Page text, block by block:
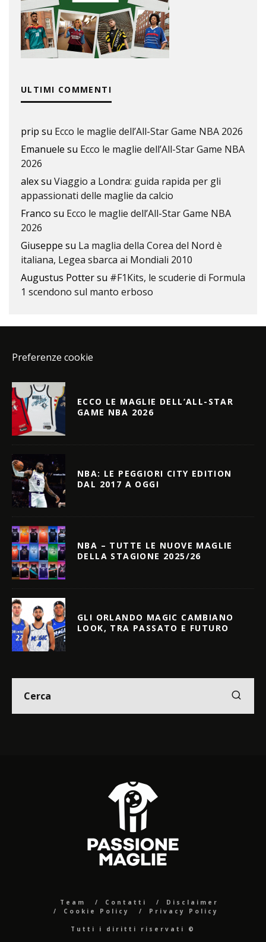
ULTIMI COMMENTI
prip su Ecco le maglie dell’All-Star Game NBA 2026
Emanuele su Ecco le maglie dell’All-Star Game NBA
2026
alexsu Viaggio a Londra: guida rapida per gli
appassionati delle maglie da calcio
Franco su Ecco le maglie dell’All-Star Game NBA
2026
Giuseppe su La maglia della Corea del Nord è
italiana, Legea sbarca ai Mondiali 2010
Augustus Pottersu #F1Kits, le scuderie di Formula
1 scendono sul manto erboso
Preferenze cookie
ECCO LE MAGLIE DELL’ALL-STAR
GAME NBA 2026
NBA: LE PEGGIORI CITY EDITION
DAL 2017 A OGGI
NBA – TUTTE LE NUOVE MAGLIE
DELLA STAGIONE 2025/26
GLI ORLANDO MAGIC CAMBIANO
LOOK, TRA PASSATO E FUTURO
Team Contatti
Disclaimer
Cookie Policy
Privacy Policy
Tutti i diritti riservati ©